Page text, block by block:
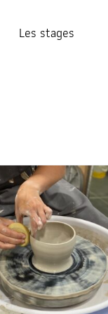
Les stages